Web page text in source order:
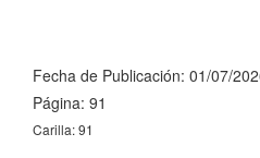
Fecha de Publicación: 01/07/
Página: 91
Carilla: 91